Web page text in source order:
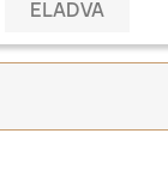
ELADVA